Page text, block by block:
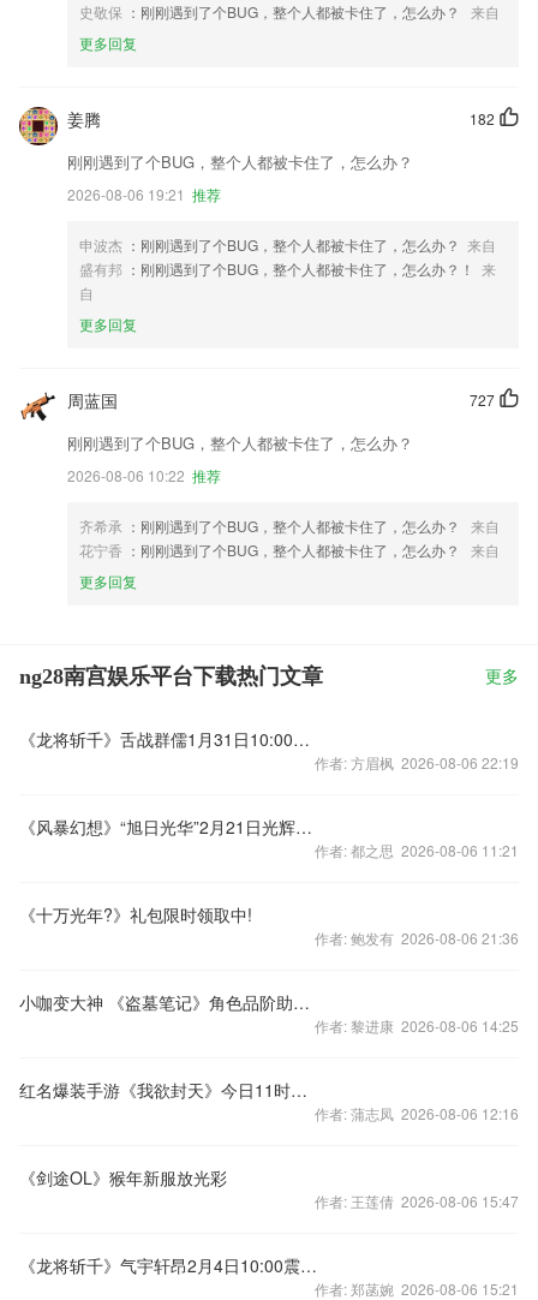
史敬保 ：刚刚遇到了个BUG，整个人都被卡住了，怎么办？
来自
更多回复
182
姜腾
刚刚遇到了个BUG，整个人都被卡住了，怎么办？
2026-08-06 19:21 推荐
申波杰 ：刚刚遇到了个BUG，整个人都被卡住了，怎么办？ 来自
盛有邦 ：刚刚遇到了个BUG，整个人都被卡住了，怎么办？！
来
自
更多回复
727
周蓝国
刚刚遇到了个BUG，整个人都被卡住了，怎么办？
2026-08-06 10:22 推荐
齐希承 ：刚刚遇到了个BUG，整个人都被卡住了，怎么办？
来自
花宁香 ：刚刚遇到了个BUG，整个人都被卡住了，怎么办？
来自
更多回复
ng28南宫娱乐平台下载热门文章 更多
《龙将斩千》舌战群儒1月31日10:00震撼开启
作者: 方眉枫 2026-08-06 22:19
《风暴幻想》“旭日光华”2月21日光辉开启
作者: 都之思 2026-08-06 11:21
《十万光年?》礼包限时领取中!
作者: 鲍发有 2026-08-06 21:36
小咖变大神 《盗墓笔记》角色品阶助你完美逆袭
作者: 黎进康 2026-08-06 14:25
红名爆装手游《我欲封天》今日11时全网热血公测
作者: 蒲志凤 2026-08-06 12:16
《剑途OL》猴年新服放光彩
作者: 王莲倩 2026-08-06 15:47
《龙将斩千》气宇轩昂2月4日10:00震撼开启
作者: 郑菡婉 2026-08-06 15:21